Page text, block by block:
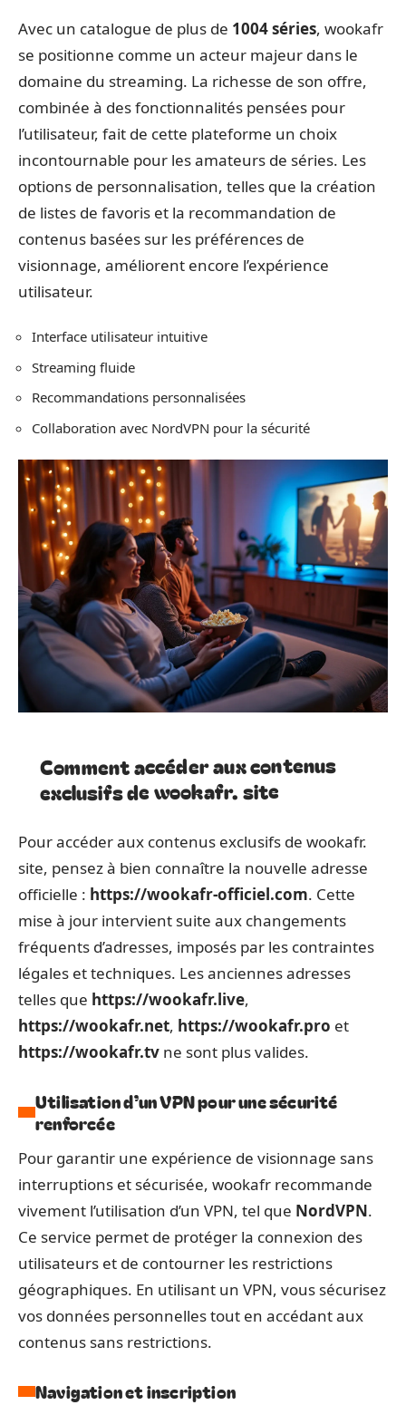
Avec un catalogue de plus de 1004 séries, wookafr
se positionne comme un acteur majeur dans le
domaine du streaming. La richesse de son offre,
combinée à des fonctionnalités pensées pour
l’utilisateur, fait de cette plateforme un choix
incontournable pour les amateurs de séries. Les
options de personnalisation, telles que la création
de listes de favoris et la recommandation de
contenus basées sur les préférences de
visionnage, améliorent encore l’expérience
utilisateur.
Interface utilisateur intuitive
Streaming fluide
Recommandations personnalisées
Collaboration avec NordVPN pour la sécurité
Comment accéder aux contenus
exclusifs de wookafr. site
Pour accéder aux contenus exclusifs de wookafr.
site, pensez à bien connaître la nouvelle adresse
officielle : https://wookafr-officiel.com. Cette
mise à jour intervient suite aux changements
fréquents d’adresses, imposés par les contraintes
légales et techniques. Les anciennes adresses
telles que https://wookafr.live,
https://wookafr.net, https://wookafr.pro et
https://wookafr.tv ne sont plus valides.
Utilisation d’un VPN pour une sécurité
renforcée
Pour garantir une expérience de visionnage sans
interruptions et sécurisée, wookafr recommande
vivement l’utilisation d’un VPN, tel que NordVPN.
Ce service permet de protéger la connexion des
utilisateurs et de contourner les restrictions
géographiques. En utilisant un VPN, vous sécurisez
vos données personnelles tout en accédant aux
contenus sans restrictions.
Navigation et inscription